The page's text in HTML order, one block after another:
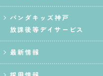
パンダキッズ神戸
放課後等デイサービス
最新情報